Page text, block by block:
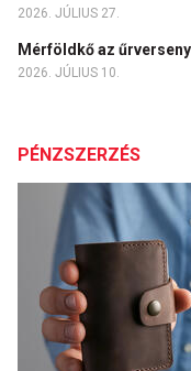
2026. JÚLIUS 27.
Mérföldkő az
2026. JÚLIUS 10.
PÉNZSZERZÉS